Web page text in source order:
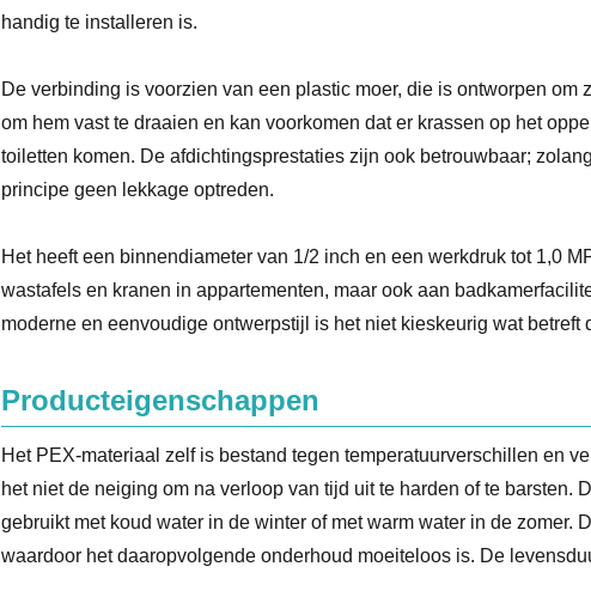
handig te installeren is.
De verbinding is voorzien van een plastic moer, die is ontworpen
om hem vast te draaien en kan voorkomen dat er krassen op het
toiletten komen. De afdichtingsprestaties zijn ook betrouwbaar;
principe geen lekkage optreden.
Het heeft een binnendiameter van 1/2 inch en een werkdruk tot 1,0
wastafels en kranen in appartementen, maar ook aan
moderne en eenvoudige ontwerpstijl is het niet kieskeurig wat
Producteigenschappen
Het PEX-materiaal zelf is bestand tegen temperatuurverschillen en
het niet de neiging om na verloop van tijd uit te harden of te barsten.
gebruikt met koud water in de winter of met warm water in de zomer.
waardoor het daaropvolgende onderhoud moeiteloos is. De